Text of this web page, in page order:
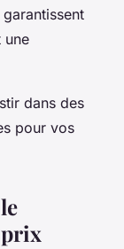
une
dans des
pour vos